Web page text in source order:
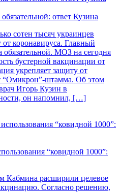
ответ Кузина
сотен тысяч украинцев
коронавируса. Главный
обязательной. МОЗ на сегодня
бустерной вакцинации от
укрепляет защиту от
“Омикрон”-штамма. Об этом
Игорь Кузин в
он напомнил, […]
“ковидной 1000”:
Кабмина расширили целевое
Согласно решению,